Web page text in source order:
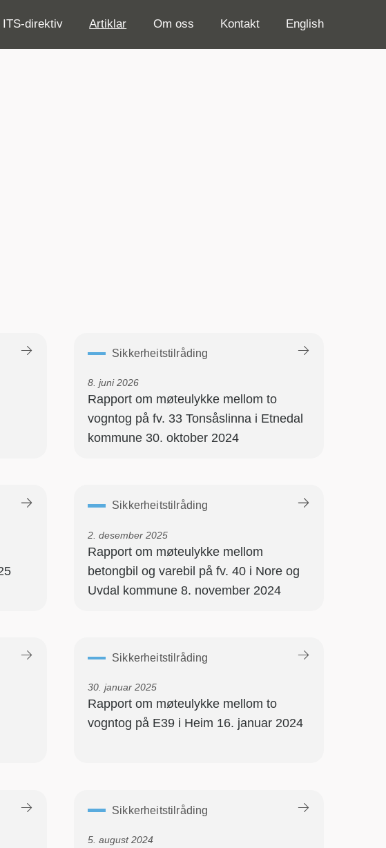
ITS-direktiv Artiklar Om oss Kontakt English
Sikkerheitstilråding
8. juni 2026
Rapport om møteulykke mellom to
vogntog på fv. 33 Tonsåslinna i Etnedal
kommune 30. oktober 2024
Sikkerheitstilråding
2. desember 2025
Rapport om møteulykke mellom
betongbil og varebil på fv. 40 i Nore og
Uvdal kommune 8. november 2024
Sikkerheitstilråding
30. januar 2025
Rapport om møteulykke mellom to
vogntog på E39 i Heim 16. januar 2024
Sikkerheitstilråding
5. august 2024